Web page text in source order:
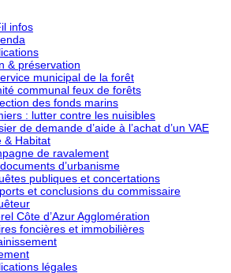
infos
& préservation
municipal de la forêt
communal feux de forêts
des fonds marins
: lutter contre les nuisibles
de demande d’aide à l’achat d’un VAE
& Habitat
de ravalement
d’urbanisme
publiques et concertations
et conclusions du commissaire
Côte d’Azur Agglomération
foncières et immobilières
légales